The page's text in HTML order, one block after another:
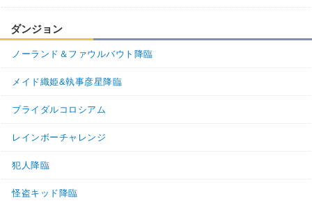
ダンジョン
ノーランド＆ファウルバウト降臨
メイド織姫&執事彦星降臨
ブライダルコロシアム
レインボーチャレンジ
犯人降臨
怪盗キッド降臨